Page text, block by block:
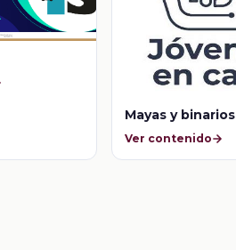
Mayas y binarios
Ver contenido